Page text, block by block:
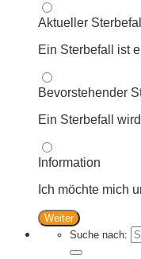
Aktueller Sterbefall
Ein Sterbefall ist
Bevorstehender
Ein Sterbefall
Information
Ich möchte mich
Weiter
Suche nach: